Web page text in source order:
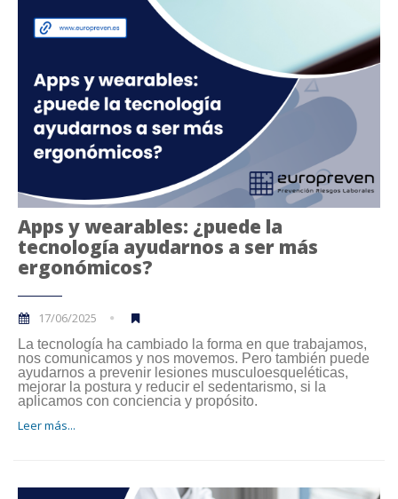
Apps y wearables: ¿puede la
tecnología ayudarnos a ser más
ergonómicos?
17/06/2025
La tecnología ha cambiado la forma en que trabajamos,
nos comunicamos y nos movemos. Pero también puede
ayudarnos a prevenir lesiones musculoesqueléticas,
mejorar la postura y reducir el sedentarismo, si la
aplicamos con conciencia y propósito.
Leer más...